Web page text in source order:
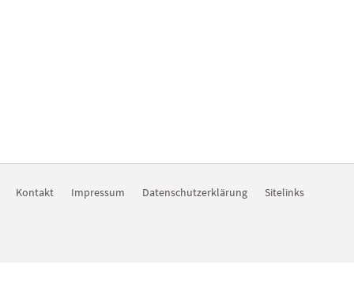
Kontakt Impressum Datenschutzerklärung Sitelinks